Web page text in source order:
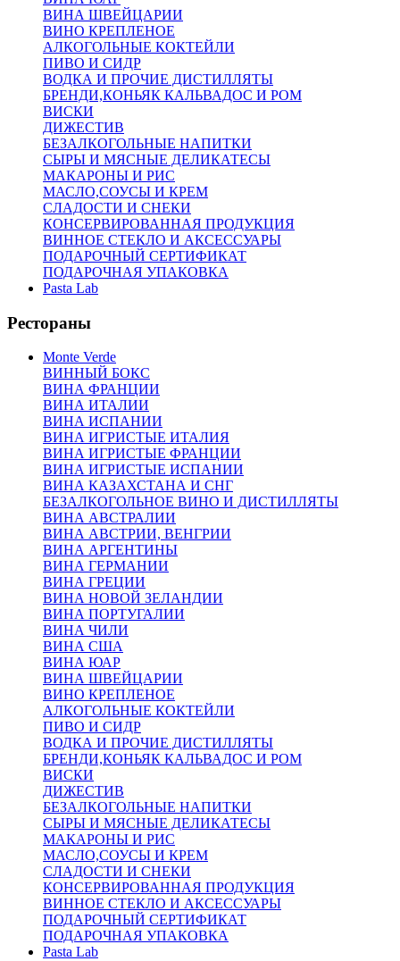
ВИНА ШВЕЙЦАРИИ
ВИНО КРЕПЛЕНОЕ
АЛКОГОЛЬНЫЕ КОКТЕЙЛИ
ПИВО И СИДР
ВОДКА И ПРОЧИЕ ДИСТИЛЛЯТЫ
БРЕНДИ,КОНЬЯК КАЛЬВАДОС И РОМ
ВИСКИ
ДИЖЕСТИВ
БЕЗАЛКОГОЛЬНЫЕ НАПИТКИ
СЫРЫ И МЯСНЫЕ ДЕЛИКАТЕСЫ
МАКАРОНЫ И РИС
МАСЛО,СОУСЫ И КРЕМ
СЛАДОСТИ И СНЕКИ
КОНСЕРВИРОВАННАЯ ПРОДУКЦИЯ
ВИННОЕ СТЕКЛО И АКСЕССУАРЫ
ПОДАРОЧНЫЙ СЕРТИФИКАТ
ПОДАРОЧНАЯ УПАКОВКА
Pasta Lab
Рестораны
Monte Verde
ВИННЫЙ БОКС
ВИНА ФРАНЦИИ
ВИНА ИТАЛИИ
ВИНА ИСПАНИИ
ВИНА ИГРИСТЫЕ ИТАЛИЯ
ВИНА ИГРИСТЫЕ ФРАНЦИИ
ВИНА ИГРИСТЫЕ ИСПАНИИ
ВИНА КАЗАХСТАНА И СНГ
БЕЗАЛКОГОЛЬНОЕ ВИНО И ДИСТИЛЛЯТЫ
ВИНА АВСТРАЛИИ
ВИНА АВСТРИИ, ВЕНГРИИ
ВИНА АРГЕНТИНЫ
ВИНА ГЕРМАНИИ
ВИНА ГРЕЦИИ
ВИНА НОВОЙ ЗЕЛАНДИИ
ВИНА ПОРТУГАЛИИ
ВИНА ЧИЛИ
ВИНА США
ВИНА ЮАР
ВИНА ШВЕЙЦАРИИ
ВИНО КРЕПЛЕНОЕ
АЛКОГОЛЬНЫЕ КОКТЕЙЛИ
ПИВО И СИДР
ВОДКА И ПРОЧИЕ ДИСТИЛЛЯТЫ
БРЕНДИ,КОНЬЯК КАЛЬВАДОС И РОМ
ВИСКИ
ДИЖЕСТИВ
БЕЗАЛКОГОЛЬНЫЕ НАПИТКИ
СЫРЫ И МЯСНЫЕ ДЕЛИКАТЕСЫ
МАКАРОНЫ И РИС
МАСЛО,СОУСЫ И КРЕМ
СЛАДОСТИ И СНЕКИ
КОНСЕРВИРОВАННАЯ ПРОДУКЦИЯ
ВИННОЕ СТЕКЛО И АКСЕССУАРЫ
ПОДАРОЧНЫЙ СЕРТИФИКАТ
ПОДАРОЧНАЯ УПАКОВКА
Pasta Lab